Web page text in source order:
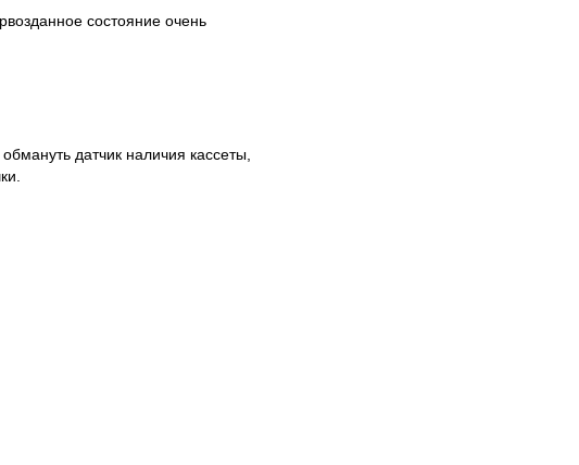
состояние очень
датчик наличия кассеты,